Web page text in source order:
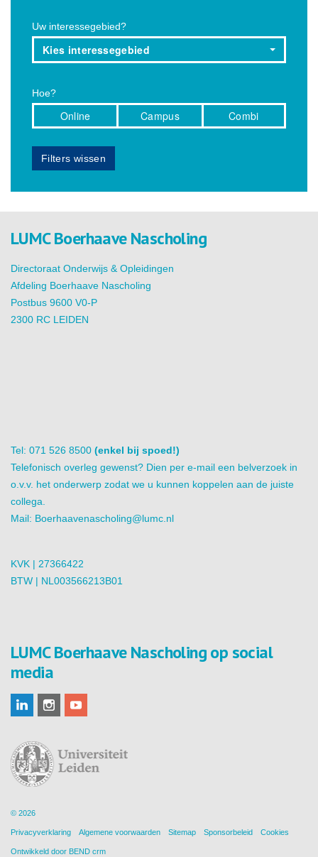
Uw interessegebied?
Kies interessegebied
Hoe?
Online Campus Combi
Filters wissen
LUMC Boerhaave Nascholing
Directoraat Onderwijs & Opleidingen
Afdeling Boerhaave Nascholing
Postbus 9600 V0-P
2300 RC LEIDEN
Tel: 071 526 8500 (enkel bij spoed!)
Telefonisch overleg gewenst? Dien per e-mail een belverzoek in
o.v.v. het onderwerp zodat we u kunnen koppelen aan de juiste
collega.
Mail: Boerhaavenascholing@lumc.nl
KVK | 27366422
BTW | NL003566213B01
LUMC Boerhaave Nascholing op social
media
© 2026
Privacyverklaring Algemene voorwaarden Sitemap Sponsorbeleid Cookies
Ontwikkeld door BEND crm